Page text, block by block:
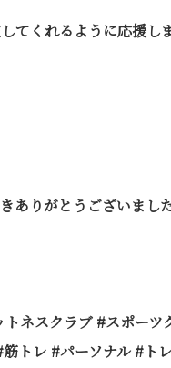
てくれるように応援し
ありがとうございまし
トネスクラブ #スポー
トレ #パーソナル #